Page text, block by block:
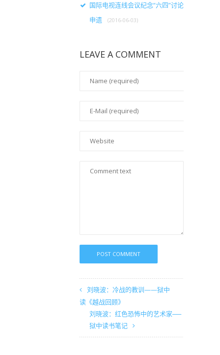
国际电视连线会议纪念“六四”讨论
申遗
(2016-06-03)
LEAVE A COMMENT
刘晓波：冷战的教训——狱中
读《越战回顾》
刘晓波：红色恐怖中的艺术家──
狱中读书笔记